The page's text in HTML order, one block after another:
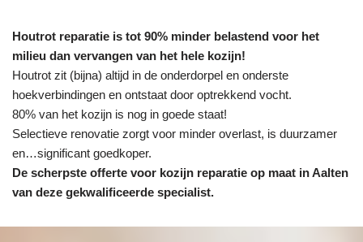
Houtrot reparatie is tot 90% minder belastend voor het
milieu dan vervangen van het hele kozijn!
Houtrot zit (bijna) altijd in de onderdorpel en onderste
hoekverbindingen en ontstaat door optrekkend vocht.
80% van het kozijn is nog in goede staat!
Selectieve renovatie zorgt voor minder overlast, is duurzamer
en…significant goedkoper.
De scherpste offerte voor kozijn reparatie op maat in Aalten
van deze gekwalificeerde specialist.